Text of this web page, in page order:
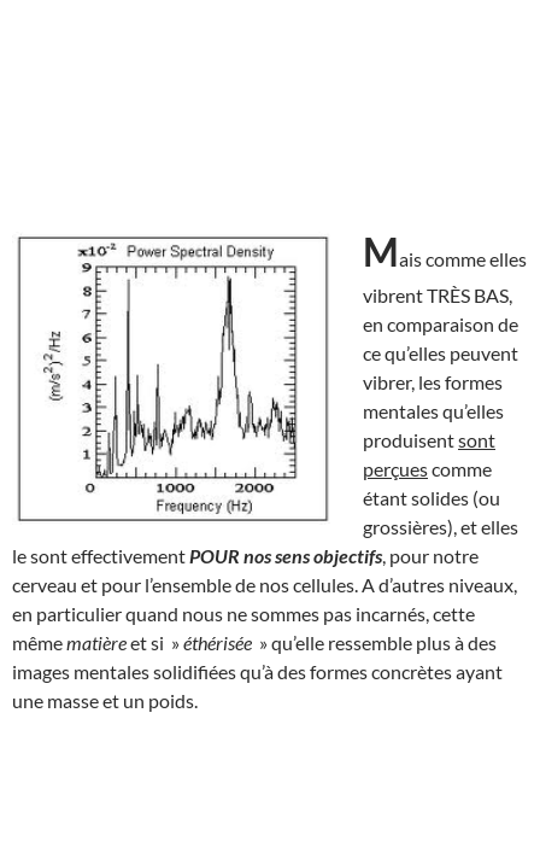
Mais comme elles
vibrent TRÈS BAS,
en comparaison de
ce qu’elles peuvent
vibrer, les formes
mentales qu’elles
produisentsont
perçuescomme
étant solides (ou
grossières), et elles
le sont effectivement POUR nos sens objectifs , pour notre
cerveau et pour l’ensemble de nos cellules. A d’autres niveaux,
en particulier quand nous ne sommes pas incarnés, cette
mêmematièreet si »éthérisée » qu’elle ressemble plus à des
images mentales solidifiées qu’à des formes concrètes ayant
une masse et un poids.